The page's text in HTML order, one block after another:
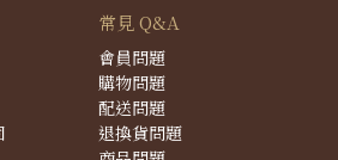
常見 Q&A
會員問題
購物問題
配送問題
退換貨問題